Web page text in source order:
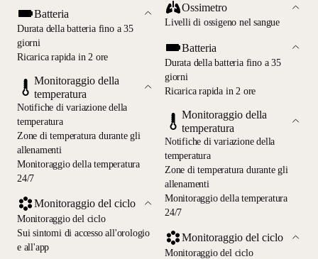
Batteria
Durata della batteria fino a 35
giorni
Ricarica rapida in 2 ore
Monitoraggio della
temperatura
Notifiche di variazione della
temperatura
Zone di temperatura durante gli
allenamenti
Monitoraggio della temperatura
24/7
Monitoraggio del ciclo
Monitoraggio del ciclo
Sui sintomi di accesso all'orologio
e all'app
Ossimetro
Livelli di ossigeno nel sangue
Batteria
Durata della batteria fino a 35
giorni
Ricarica rapida in 2 ore
Monitoraggio della
temperatura
Notifiche di variazione della
temperatura
Zone di temperatura durante gli
allenamenti
Monitoraggio della temperatura
24/7
Monitoraggio del ciclo
Monitoraggio del ciclo